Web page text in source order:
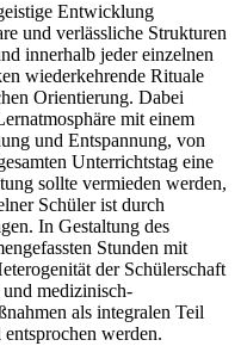
Entwicklung
und verlässliche Strukturen
innerhalb jeder einzelnen
wiederkehrende Rituale
Orientierung. Dabei
mit einem
und Entspannung, von
Unterrichtstag eine
sollte vermieden werden,
Schüler ist durch
In Gestaltung des
Stunden mit
der Schülerschaft
medizinisch-
als integralen Teil
werden.